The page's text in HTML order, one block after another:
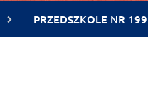
PRZEDSZKOLE NR 199